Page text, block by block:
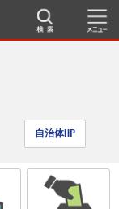
自治体HP